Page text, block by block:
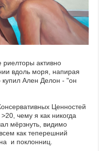
активно
вдоль моря, напирая
Ален Делон - "он
Ценностей
чему я как никогда
мёрзнуть, видимо
как теперешний
и поклонниц.